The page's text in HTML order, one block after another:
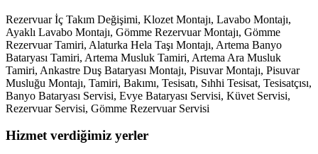
Rezervuar İç Takım Değişimi, Klozet Montajı, Lavabo Montajı,
Ayaklı Lavabo Montajı, Gömme Rezervuar Montajı, Gömme
Rezervuar Tamiri, Alaturka Hela Taşı Montajı, Artema Banyo
Bataryası Tamiri, Artema Musluk Tamiri, Artema Ara Musluk
Tamiri, Ankastre Duş Bataryası Montajı, Pisuvar Montajı, Pisuvar
Musluğu Montajı, Tamiri, Bakımı, Tesisatı, Sıhhi Tesisat, Tesisatçısı,
Banyo Bataryası Servisi, Evye Bataryası Servisi, Küvet Servisi,
Rezervuar Servisi, Gömme Rezervuar Servisi
Hizmet verdiğimiz yerler